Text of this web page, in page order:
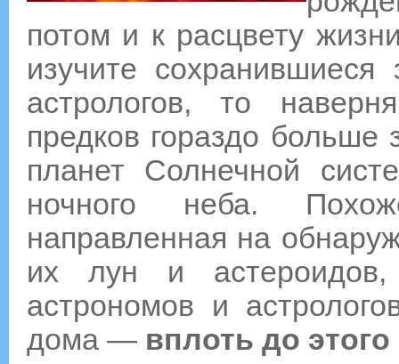
потом и к расцвету
изучите
астрологов, то
предков гораздо
планет Солнечной
ночного неба.
направленная на
их лун и астероидов,
астрономов и
дома — вплоть до